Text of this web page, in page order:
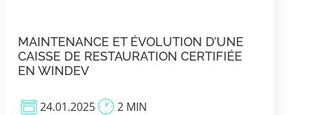
MAINTENANCE ET ÉVOLUTION D’UNE
CAISSE DE RESTAURATION CERTIFIÉE
EN WINDEV
24.01.2025 2 MIN